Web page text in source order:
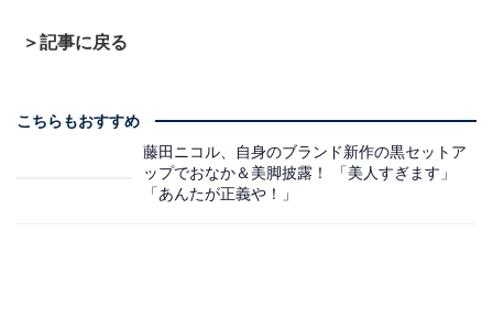
＞記事に戻る
こちらもおすすめ
藤田ニコル、自身のブランド新作の黒セットア
ップでおなか＆美脚披露！ 「美人すぎます」
「あんたが正義や！」